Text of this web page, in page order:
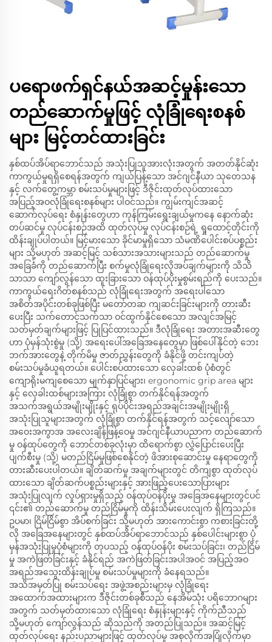
ပရောဖက်ရှင်နယ်အဆင့်မှုန်းသော
တည်ဆောက်မှုဖြင့် လုံခြုံရေးစနစ်
များ မြင့်တင်ထားခြင်း
နှစ်ထပ်အိပ်ရာဘောင်သည် အသုံးပြုသူအားလုံးအတွက် အတတ်နိုင်ဆုံး
ကာကွယ်မှုရရှိစေရန်အတွက် ကျယ်ပြန့်သော အင်ဂျင်နီယာ သုတေသန
နှင့် လက်တွေ့ကမ္ဘာ စမ်းသပ်မှုများဖြင့် ဒီဇိုင်းထုတ်လုပ်ထားသော
အပြည့်အဝလုံခြုံရေးစနစ်များ ပါဝင်သည်။ ကျွမ်းကျင်အဆင့်
ဆောက်လုပ်ရေး စံနှုန်းတွေဟာ ကုန်ကြမ်းရွေးချယ်မှုကနေ နောက်ဆုံး
တပ်ဆင်မှု လုပ်ငန်းစဉ်အထိ ထုတ်လုပ်မှု လုပ်ငန်းစဉ်ရဲ့ ရှုထောင့်တိုင်းကို
ထိန်းချုပ်ပါတယ်။ မြင့်မားသော ခိုင်မာမှုရှိသော သံမဏိပေါင်းစပ်ပစ္စည်း
များ သို့မဟုတ် အဆင့်မြင့် သစ်သားအသားများသည် တည်ဆောက်မှု
အခြေခံကို တည်ဆောက်ပြီး စက်မှုလုံခြုံရေးလိုအပ်ချက်များကို သိသိ
သာသာ ကျော်လွန်သော ထူးခြားသော ဝန်ထုပ်ပိုးမှုစွမ်းရည်ကို ပေးသည်။
ကာကွယ်ရေးဂိတ်စနစ်သည် လုံခြုံရေးအတွက် အရေးပါသော
အစိတ်အပိုင်းတစ်ခုဖြစ်ပြီး မတော်တဆ ကျဆင်းခြင်းများကို တားဆီး
ပေးပြီး သက်တောင့်သက်သာ ဝင်ထွက်နိုင်စေသော အလျင်အမြင့်
သတ်မှတ်ချက်များဖြင့် ပြုပြင်ထားသည်။ ဒီလုံခြုံရေး အတားအဆီးတွေ
ဟာ ပုံမှန်သုံးစွဲမှု (သို့) အရေးပေါ်အခြေအနေတွေမှာ ဖြစ်ပေါ်နိုင်တဲ့ ဘေး
ဘက်အားတွေနဲ့ တိုက်မိမှု ဇာတ်ညွှန်းတွေကို ခံနိုင်ဖို့ တင်းကျပ်တဲ့
စမ်းသပ်မှုခံယူရတယ်။ ပေါင်းစပ်ထားသော လှေခါးထစ် ပုံစံတွင်
ကျောရိုးမကျစေသော မျက်နှာပြင်များ၊ ergonomic grip area များ
နှင့် လှေခါးထစ်များအကြား လုံခြုံစွာ တက်နိုင်ရန်အတွက်
အသက်အရွယ်အမျိုးမျိုးနှင့် ရုပ်ပိုင်းအရည်အချင်းအမျိုးမျိုးရှိ
အသုံးပြုသူများအတွက် လုံခြုံစွာ တက်နိုင်ရန်အတွက် သင့်လျော်သော
အဝေးအကွာအ အလေးချိန်ဖြန့်ဝေမှု အင်ဂျင်နီယာပညာက တည်ဆောက်
မှု ဝန်ထုပ်တွေကို ဘောင်တစ်ခုလုံးမှာ ထိရောက်စွာ လွှဲပြောင်းပေးပြီး
ပျက်စီးမှု (သို့) မတည်ငြိမ်မှုဖြစ်စေနိုင်တဲ့ ဖိအားစုဆောင်းမှု နေရာတွေကို
တားဆီးပေးပါတယ်။ ချိတ်ဆက်မှု အချက်များတွင် တိကျစွာ ထုတ်လုပ်
ထားသော ချိတ်ဆက်ပစ္စည်းများနှင့် အားဖြည့်ပေးသောပြားများ
အသုံးပြုလျက် လှုပ်ရှားမှုရှိသည့် ဝန်ထုပ်ဝန်ပိုးမှု အခြေအနေများတွင်ပင်
၎င်း၏ တည်ဆောက်မှု တည်ငြိမ်မှုကို ထိန်းသိမ်းပေးလျက် ရှိကြသည်။
ဥပမာ၊ ငြိမ်ငြိမ်စွာ အိပ်စက်ခြင်း သို့မဟုတ် အားကောင်းစွာ ကစားခြင်းတို့
လို အခြေအနေများတွင် နှစ်ထပ်အိပ်ရာဘောင်သည် နှစ်ပေါင်းများစွာ ပုံ
မှန်အသုံးပြုမှုပုံစံများကို တုပသည့် ဝန်ထုပ်ဝန်ပိုး စမ်းသပ်ခြင်း၊ တည်ငြိမ်
မှု အကဲဖြတ်ခြင်းနှင့် ခံနိုင်ရည် အကဲဖြတ်ခြင်းအပါအဝင် အပြည့်အဝ
အရည်အသွေးထိန်းချုပ်မှု စမ်းသပ်မှုများကို ခံနေရသည်။
အသိအမှတ်ပြု စမ်းသပ်ရေး အဖွဲ့အစည်းများမှ လုံခြုံရေး
အထောက်အထားများက ဒီဇိုင်းတစ်ခုစီသည် နေအိမ်သုံး ပရိဘောဂများ
အတွက် သတ်မှတ်ထားသော လုံခြုံရေး စံနှုန်းများနှင့် ကိုက်ညီသည်
သို့မဟုတ် ကျော်လွန်သည် ဆိုသည်ကို အတည်ပြုသည်။ အဆင့်မြင့်
ထုတ်လုပ်ရေး နည်းပညာများဖြင့် ထုတ်လုပ်မှု အစုလိုက်အပြုံလိုက်မှာ